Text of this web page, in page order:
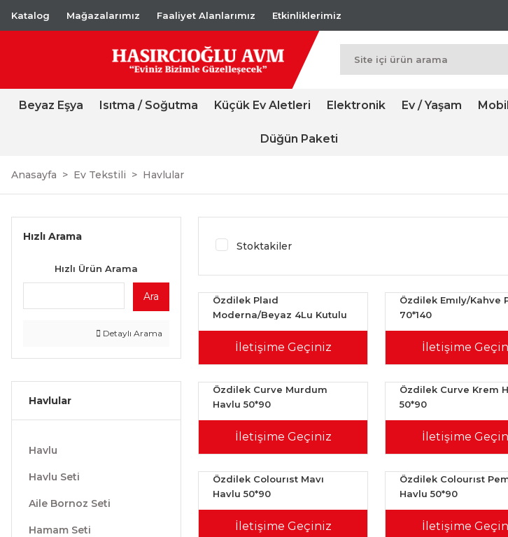
Katalog Mağazalarımız Faaliyet Alanlarımız Etkinliklerimiz
Beyaz Eşya Isıtma / Soğutma Küçük Ev Aletleri Elektronik Ev / Yaşam
Düğün Paketi
Anasayfa Ev Tekstili Havlular
Hızlı Arama
Hızlı Ürün Arama
Ara
Detaylı Arama
Havlular
Havlu
Havlu Seti
Aile Bornoz Seti
Hamam Seti
Stoktakiler
Özdilek Plaıd
Moderna/Beyaz 4Lu Kutulu
Havlu
İletişime Geçiniz
Özdilek Emıly/Kahve
70*140
İletişime
Özdilek Curve Murdum
Havlu 50*90
İletişime Geçiniz
Özdilek Curve Krem
50*90
İletişime
Özdilek Colourıst Mavı
Havlu 50*90
İletişime Geçiniz
Özdilek Colourıst
Havlu 50*90
İletişime